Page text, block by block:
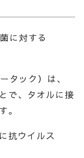
に対する
ック）は、
で、タオルに接
。
抗ウイルス